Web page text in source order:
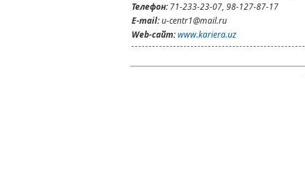
Телефон:71-233-23-07, 98-127-87-17
E-mail:u-centr1@mail.ru
Web-сайт:www.kariera.uz